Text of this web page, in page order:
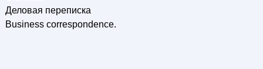
Деловая переписка
Business correspondence.